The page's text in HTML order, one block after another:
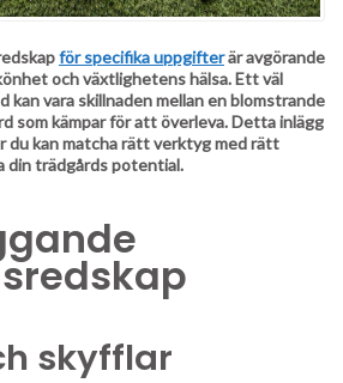
för specifika uppgifterär avgörande
och växtlighetens hälsa. Ett väl
vara skillnaden mellan en blomstrande
som kämpar för att överleva. Detta inlägg
du kan matcha rätt verktyg med rätt
din trädgårds potential.
skyfflar